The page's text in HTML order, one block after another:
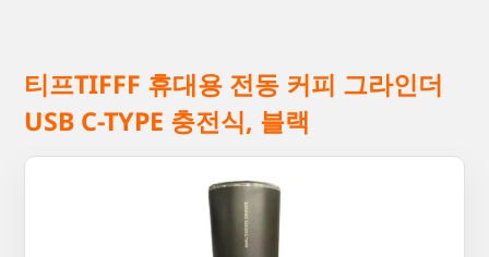
티프TIFFF 휴대용 전동 커피 그라인더
USB C-TYPE 충전식, 블랙